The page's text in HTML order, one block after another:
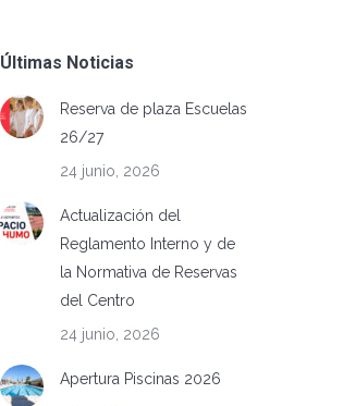
Últimas Noticias
Reserva de plaza Escuelas
26/27
24 junio, 2026
Actualización del
Reglamento Interno y de
la Normativa de Reservas
del Centro
24 junio, 2026
Apertura Piscinas 2026